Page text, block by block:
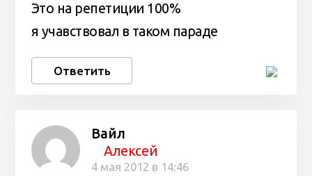
Это на репетиции 100%
я учавствовал в таком параде
Ответить
Вайл
Алексей
4 мая 2012 в 14:46